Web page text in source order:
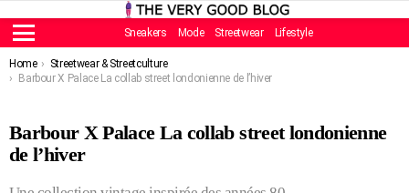
Menu
Sneakers Mode Streetwear Lifestyle
You are here:
Home
Streetwear & Streetculture
Barbour X Palace La collab street londonienne de l’hiver
Barbour X Palace La collab street londonienne
de l’hiver